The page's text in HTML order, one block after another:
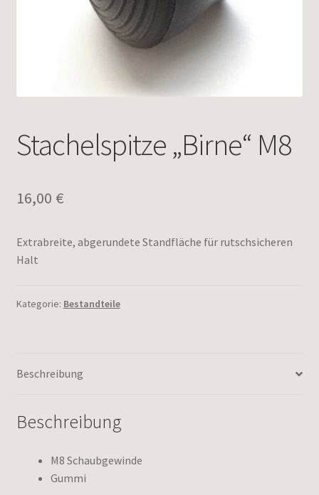
Stachelspitze „Birne“ M8
16,00 €
Extrabreite, abgerundete Standfläche für rutschsicheren
Halt
Kategorie: Bestandteile
Beschreibung
Beschreibung
M8 Schaubgewinde
Gummi